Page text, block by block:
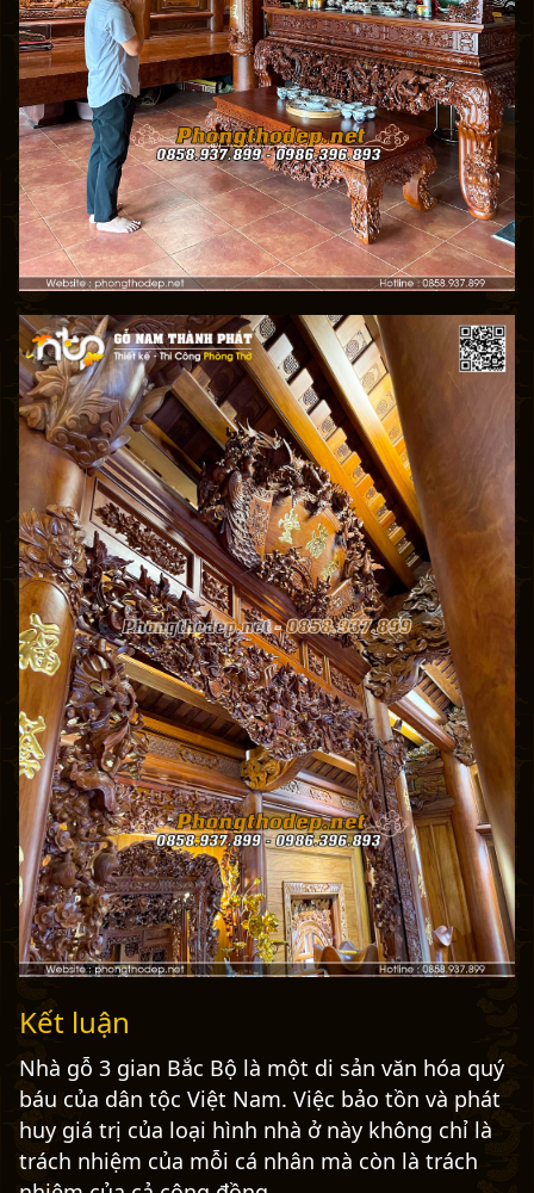
Kết luận
Nhà gỗ 3 gian Bắc Bộ là một di sản văn hóa quý
báu của dân tộc Việt Nam. Việc bảo tồn và phát
huy giá trị của loại hình nhà ở này không chỉ là
trách nhiệm của mỗi cá nhân mà còn là trách